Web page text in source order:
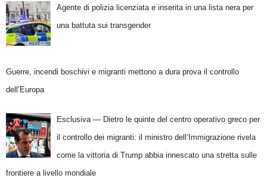
Agente di polizia licenziata e inserita in una lista nera per
una battuta sui transgender
Guerre, incendi boschivi e migranti mettono a dura prova il controllo
dell’Europa
Esclusiva — Dietro le quinte del centro operativo greco per
il controllo dei migranti: il ministro dell’Immigrazione rivela
come la vittoria di Trump abbia innescato una stretta sulle
frontiere a livello mondiale